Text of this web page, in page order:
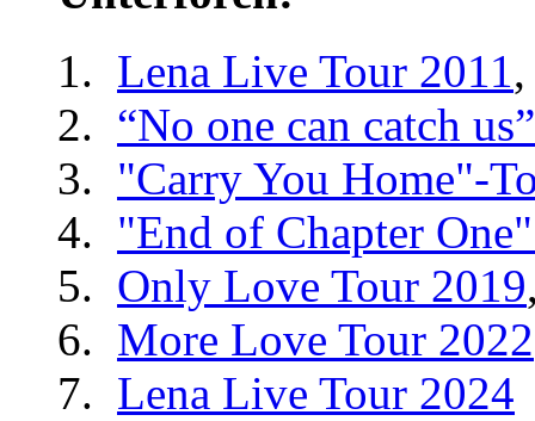
Lena Live Tour 2011,
“No one can catch
"Carry You Home"-
"End of Chapter
Only Love Tour 2019
More Love Tour 2022
Lena Live Tour 2024